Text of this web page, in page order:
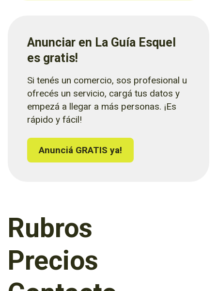
Anunciar en La Guía Esquel
es gratis!
Si tenés un comercio, sos profesional u
ofrecés un servicio, cargá tus datos y
empezá a llegar a más personas. ¡Es
rápido y fácil!
Anunciá GRATIS ya!
Rubros
Precios